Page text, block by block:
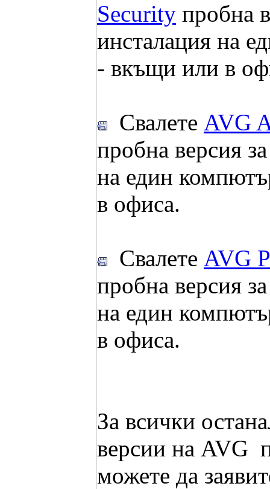
Security пробна
инсталация на
- вкъщи или в
Свалете AVG
пробна версия
на един
в офиса.
Свалете AVG
пробна версия
на един
в офиса.
За всички
версии на AVG
можете да